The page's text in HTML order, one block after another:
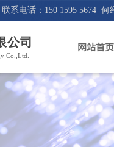
系电话：150 1595 5674 何
公司
Co.,Ltd.
网站首页